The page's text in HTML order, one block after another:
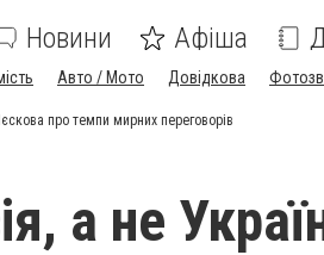
Новини Афіша
Авто / Мото Довідкова
про темпи мирних переговорів
а не